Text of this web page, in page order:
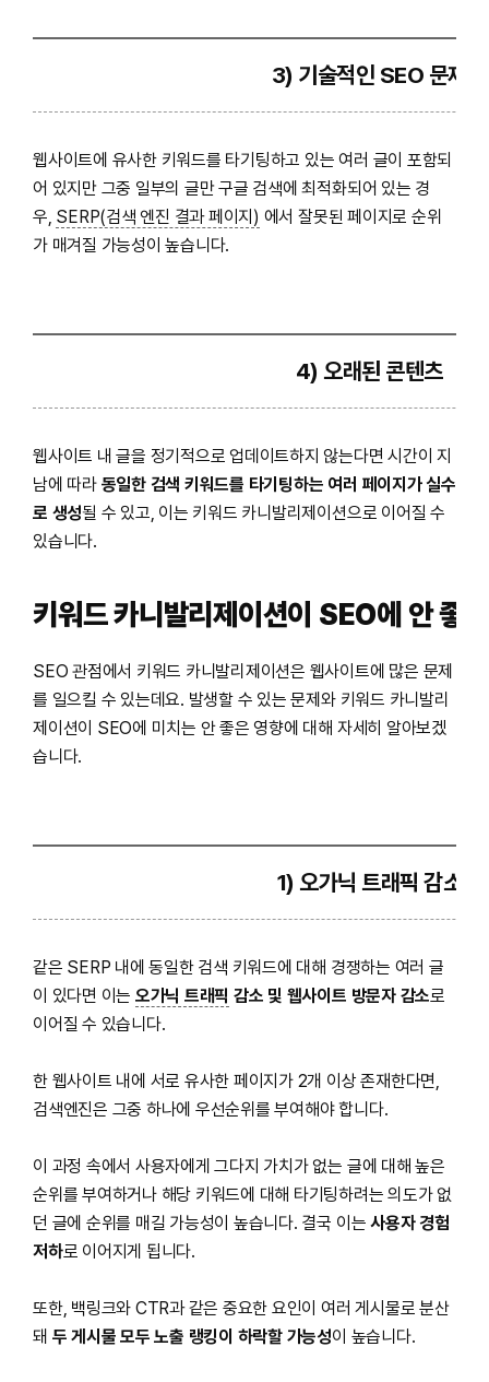
3) 기술적인 SEO 문제
웹사이트에 유사한 키워드를 타기팅하고 있는 여러 글이 포함되
어 있지만 그중 일부의 글만 구글 검색에 최적화되어 있는 경
우, SERP(검색 엔진 결과 페이지) 에서 잘못된 페이지로 순위
가 매겨질 가능성이 높습니다.
4) 오래된 콘텐츠
웹사이트 내 글을 정기적으로 업데이트하지 않는다면 시간이 지
남에 따라 동일한 검색 키워드를 타기팅하는 여러 페이지가 실수
로 생성될 수 있고, 이는 키워드 카니발리제이션으로 이어질 수
있습니다.
키워드 카니발리제이션이 SEO에 안 좋
SEO 관점에서 키워드 카니발리제이션은 웹사이트에 많은 문제
를 일으킬 수 있는데요. 발생할 수 있는 문제와 키워드 카니발리
제이션이 SEO에 미치는 안 좋은 영향에 대해 자세히 알아보겠
습니다.
1) 오가닉 트래픽 감소
같은 SERP 내에 동일한 검색 키워드에 대해 경쟁하는 여러 글
이 있다면 이는 오가닉 트래픽 감소 및 웹사이트 방문자 감소로
이어질 수 있습니다.
한 웹사이트 내에 서로 유사한 페이지가 2개 이상 존재한다면,
검색엔진은 그중 하나에 우선순위를 부여해야 합니다.
이 과정 속에서 사용자에게 그다지 가치가 없는 글에 대해 높은
순위를 부여하거나 해당 키워드에 대해 타기팅하려는 의도가 없
던 글에 순위를 매길 가능성이 높습니다. 결국 이는사용자 경험
저하로 이어지게 됩니다.
또한, 백링크와 CTR과 같은 중요한 요인이 여러 게시물로 분산
돼 두 게시물 모두 노출 랭킹이 하락할 가능성이 높습니다.